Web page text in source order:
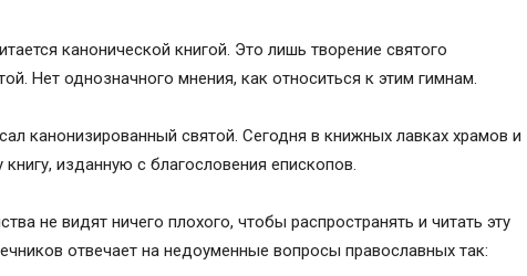
канонической книгой. Это лишь творение святого
Нет однозначного мнения, как относиться к этим гимнам.
канонизированный святой. Сегодня в книжных лавках храмов и
изданную с благословения епископов.
не видят ничего плохого, чтобы распространять и читать эту
отвечает на недоуменные вопросы православных так: